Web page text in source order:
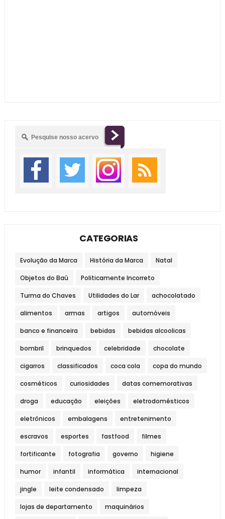
CATEGORIAS
Evolução da Marca História da Marca Natal
Objetos do Baú Politicamente Incorreto
Turma do Chaves Utilidades do Lar achocolatado
alimentos armas artigos automóveis
banco e financeira bebidas bebidas alcoolicas
bombril brinquedos celebridade chocolate
cigarros classificados coca cola copa do mundo
cosméticos curiosidades datas comemorativas
droga educação eleições eletrodomésticos
eletrônicos embalagens entretenimento
escravos esportes fastfood filmes
fortificante fotografia governo higiene
humor infantil informática internacional
jingle leite condensado limpeza
lojas de departamento maquinários